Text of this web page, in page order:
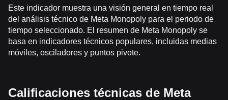
Este indicador muestra una visión general en tiempo real
del análisis técnico de Meta Monopoly para el periodo de
tiempo seleccionado. El resumen de Meta Monopoly se
basa en indicadores técnicos populares, incluidas medias
móviles, osciladores y puntos pivote.
Calificaciones técnicas de Meta